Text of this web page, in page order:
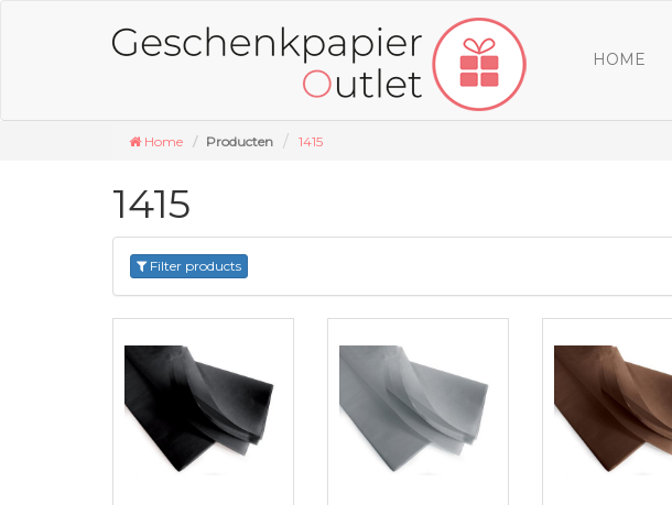
HOME
Home Producten 1415
1415
Filter products